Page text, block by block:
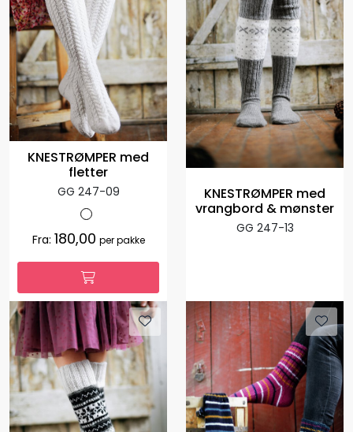
KNESTRØMPER med
fletter
GG 247-09
Fra: 180,00 per pakke
KNESTRØMPER med
vrangbord & mønster
GG 247-13